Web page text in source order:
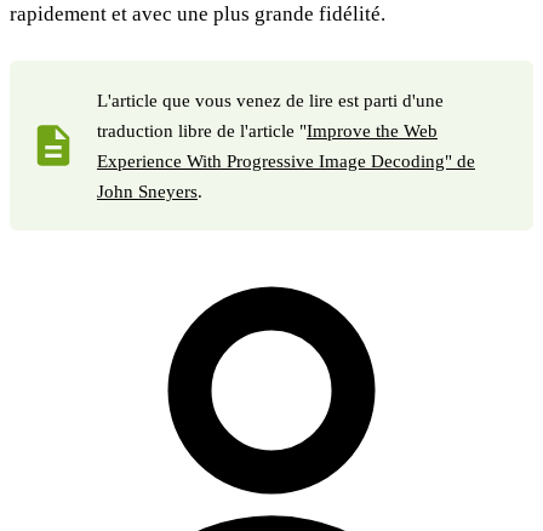
rapidement et avec une plus grande fidélité.
L'article que vous venez de lire est parti d'une
traduction libre de l'article "Improve the Web
Experience With Progressive Image Decoding" de
John Sneyers.